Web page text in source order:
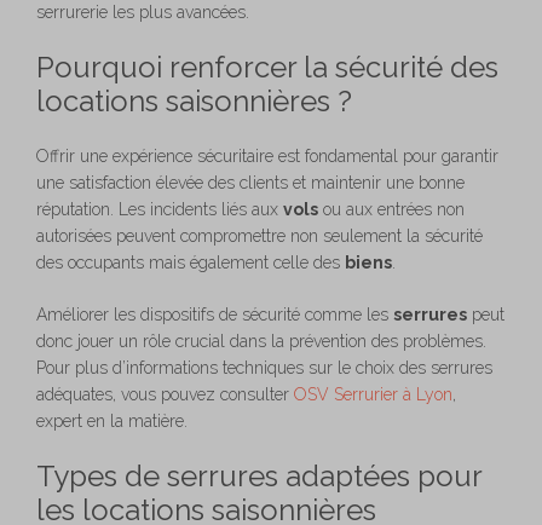
serrurerie les plus avancées.
Pourquoi renforcer la sécurité des
locations saisonnières ?
Offrir une expérience sécuritaire est fondamental pour garantir
une satisfaction élevée des clients et maintenir une bonne
réputation. Les incidents liés aux vols ou aux entrées non
autorisées peuvent compromettre non seulement la sécurité
des occupants mais également celle des biens.
Améliorer les dispositifs de sécurité comme les serrures peut
donc jouer un rôle crucial dans la prévention des problèmes.
Pour plus d’informations techniques sur le choix des serrures
adéquates, vous pouvez consulter OSV Serrurier à Lyon,
expert en la matière.
Types de serrures adaptées pour
les locations saisonnières